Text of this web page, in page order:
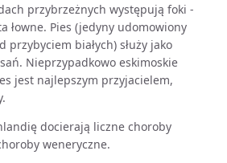
przybrzeżnych występują foki -
łowne. Pies (jedyny udomowiony
białych) służy jako
Nieprzypadkowo eskimoskie
jest najlepszym przyjacielem,
docierają liczne choroby
weneryczne.